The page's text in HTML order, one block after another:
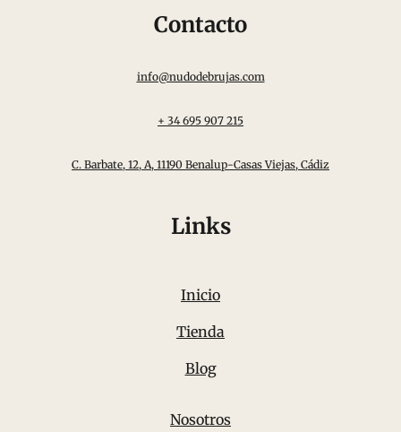
Contacto
info@nudodebrujas.com
+ 34 695 907 215
C. Barbate, 12, A, 11190 Benalup-Casas Viejas, Cádiz
Links
Inicio
Tienda
Blog
Nosotros